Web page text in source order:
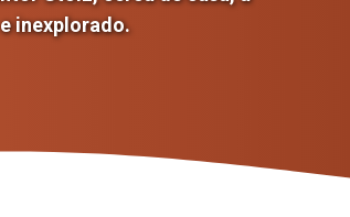
inexplorado.